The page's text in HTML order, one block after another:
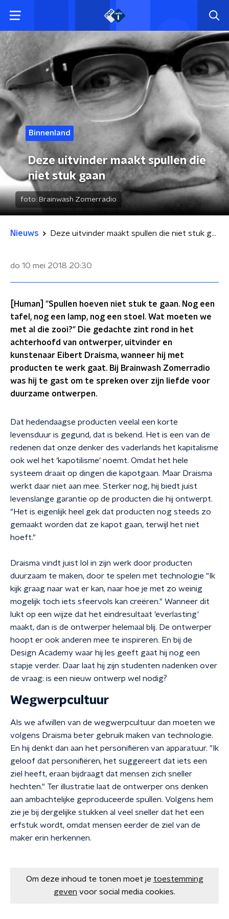
Binnenland
Deze uitvinder maakt spullen die
niet stuk gaan
foto: Brainwash Zomerradio
Nieuws Deze uitvinder maakt spullen die niet stuk gaan
do 10 mei 2018 20:30
[Human] "Spullen hoeven niet stuk te gaan. Nog een
tafel, nog een lamp, nog een stoel. Wat moeten we
met al die zooi?" Die gedachte zint rond in het
achterhoofd van ontwerper, uitvinder en
kunstenaar Eibert Draisma, wanneer hij met
producten te werk gaat. Bij Brainwash Zomerradio
was hij te gast om te spreken over zijn liefde voor
duurzame ontwerpen.
Dat hedendaagse producten veelal een korte
levensduur is gegund, dat is bekend. Het is een van de
redenen dat onze denker des vaderlands het kapitalisme
ook wel het 'kapotilisme' noemt. Omdat het hele
systeem draait op dingen die kapotgaan. Maar Draisma
werkt daar niet aan mee. Sterker nog, hij biedt juist
levenslange garantie op de producten die hij ontwerpt.
"Het is eigenlijk heel gek dat producten nog steeds zo
gemaakt worden dat ze kapot gaan, terwijl het niet
hoeft."
Draisma vindt juist lol in zijn werk door producten
duurzaam te maken, door te spelen met technologie "Ik
kijk graag naar wat er kan, naar hoe je met zo weinig
mogelijk toch iets sfeervols kan creëren." Wanneer dit
lukt op een wijze dat het eindresultaat 'everlasting'
maakt, dan is de ontwerper helemaal blij. De ontwerper
hoopt er ook anderen mee te inspireren. En bij de
Design Academy waar hij les geeft gaat hij nog een
stapje verder. Daar laat hij zijn studenten nadenken over
de vraag: is een nieuw ontwerp wel nodig?
Wegwerpcultuur
Als we afwillen van de wegwerpcultuur dan moeten we
volgens Draisma beter gebruik maken van technologie.
En hij denkt dan aan het personifiëren van apparatuur. "Ik
geloof dat personifiëren, het suggereert dat iets een
ziel heeft, eraan bijdraagt dat mensen zich sneller
hechten." Ter illustratie laat de ontwerper ons denken
aan ambachtelijke geproduceerde spullen. Volgens hem
zie je bij dergelijke stukken al veel sneller dat het een
erfstuk wordt, omdat mensen eerder de ziel van de
maker erin herkennen.
Om deze inhoud te tonen moet je toestemming
geven voor social media cookies.